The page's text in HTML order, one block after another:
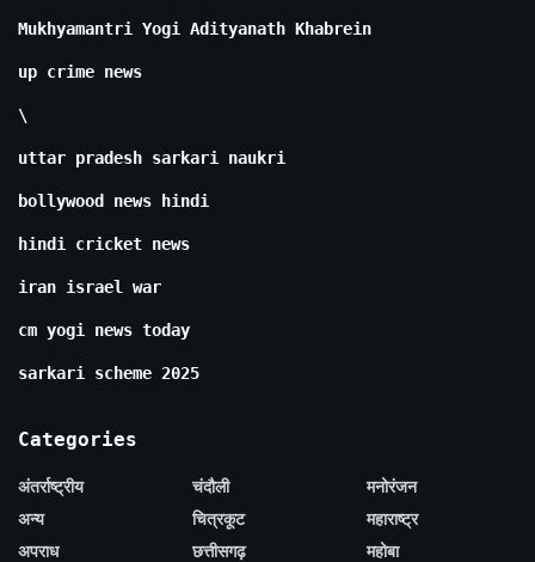
Mukhyamantri Yogi Adityanath Khabrein
up crime news
\
uttar pradesh sarkari naukri
bollywood news hindi
hindi cricket news
iran israel war
cm yogi news today
sarkari scheme 2025
Categories
अंतर्राष्ट्रीय
अन्य
अपराध
चंदौली
चित्रकूट
छत्तीसगढ़
मनोरंजन
महाराष्ट्र
महोबा